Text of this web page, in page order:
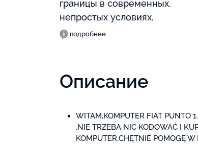
границы в современных,
непростых условиях.
подробнее
Описание
WITAM,KOMPUTER FIAT PUNTO
,NIE TRZEBA NIC KODOWAĆ I
KOMPUTER,CHĘTNIE POMOGĘ